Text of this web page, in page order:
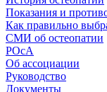
Показания и
Как правильно
СМИ об остеопатии
РОсА
Об ассоциации
Руководство
Документы